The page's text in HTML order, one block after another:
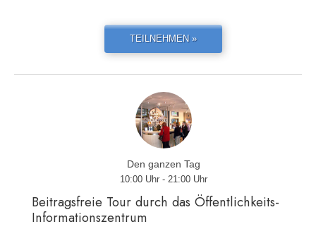
TEILNEHMEN »
Den ganzen Tag
10:00 Uhr - 21:00 Uhr
Beitragsfreie Tour durch das Öffentlichkeits-
Informationszentrum